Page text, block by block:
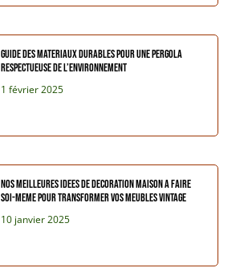
Guide des Materiaux Durables pour une Pergola
Respectueuse de l’Environnement
1 février 2025
Nos meilleures idees de decoration maison a faire
soi-meme pour transformer vos meubles vintage
10 janvier 2025